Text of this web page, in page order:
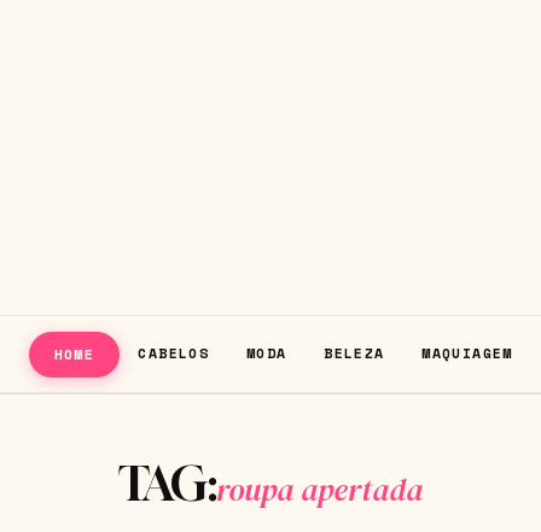
HOME CABELOS MODA BELEZA MAQUIAGEM
TAG:roupa apertada